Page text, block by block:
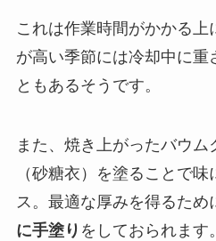
これは作業時間がかかる上
が高い季節には冷却中に重
ともあるそうです。
また、焼き上がったバウ
（砂糖衣）を塗ることで
ス。最適な厚みを得るため
に手塗り をしておられます。